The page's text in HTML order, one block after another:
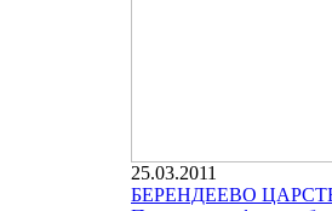
25.03.2011
БЕРЕНДЕЕВО